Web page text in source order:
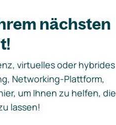
nächsten
virtuelles oder hybrides
Networking-Plattform,
um Ihnen zu helfen, die
lassen!